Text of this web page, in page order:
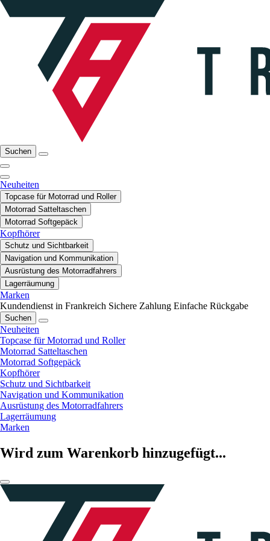
Suchen
Neuheiten
Topcase für Motorrad und Roller
Motorrad Satteltaschen
Motorrad Softgepäck
Kopfhörer
Schutz und Sichtbarkeit
Navigation und Kommunikation
Ausrüstung des Motorradfahrers
Lagerräumung
Marken
Kundendienst in Frankreich Sichere Zahlung Einfache Rückgabe
Suchen
Neuheiten
Topcase für Motorrad und Roller
Motorrad Satteltaschen
Motorrad Softgepäck
Kopfhörer
Schutz und Sichtbarkeit
Navigation und Kommunikation
Ausrüstung des Motorradfahrers
Lagerräumung
Marken
Wird zum Warenkorb hinzugefügt...